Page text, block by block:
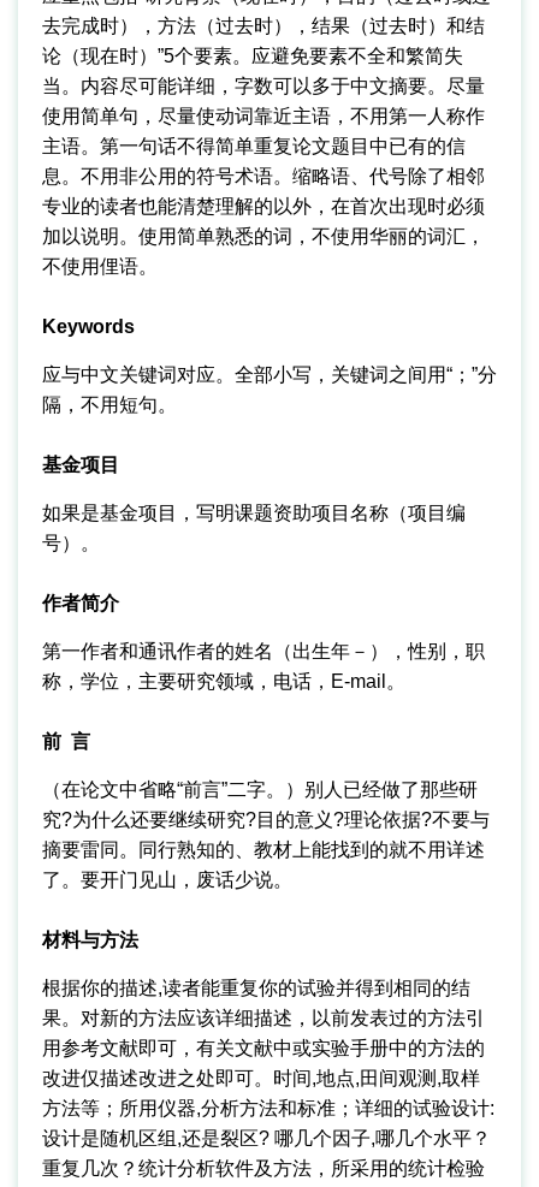
去完成时），方法（过去时），结果（过去时）和结
论（现在时）”5个要素。应避免要素不全和繁简失
当。内容尽可能详细，字数可以多于中文摘要。尽量
使用简单句，尽量使动词靠近主语，不用第一人称作
主语。第一句话不得简单重复论文题目中已有的信
息。不用非公用的符号术语。缩略语、代号除了相邻
专业的读者也能清楚理解的以外，在首次出现时必须
加以说明。使用简单熟悉的词，不使用华丽的词汇，
不使用俚语。
Keywords
应与中文关键词对应。全部小写，关键词之间用“；”分
隔，不用短句。
基金项目
如果是基金项目，写明课题资助项目名称（项目编
号）。
作者简介
第一作者和通讯作者的姓名（出生年－），性别，职
称，学位，主要研究领域，电话，E-mail。
前 言
（在论文中省略“前言”二字。）别人已经做了那些研
究?为什么还要继续研究?目的意义?理论依据?不要与
摘要雷同。同行熟知的、教材上能找到的就不用详述
了。要开门见山，废话少说。
材料与方法
根据你的描述,读者能重复你的试验并得到相同的结
果。对新的方法应该详细描述，以前发表过的方法引
用参考文献即可，有关文献中或实验手册中的方法的
改进仅描述改进之处即可。时间,地点,田间观测,取样
方法等；所用仪器,分析方法和标准；详细的试验设计:
设计是随机区组,还是裂区? 哪几个因子,哪几个水平？
重复几次？统计分析软件及方法，所采用的统计检验